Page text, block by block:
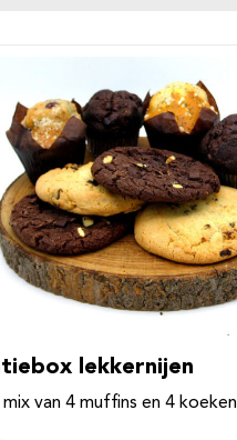
lekkernijen
mix van 4 muffins en 4 koeken